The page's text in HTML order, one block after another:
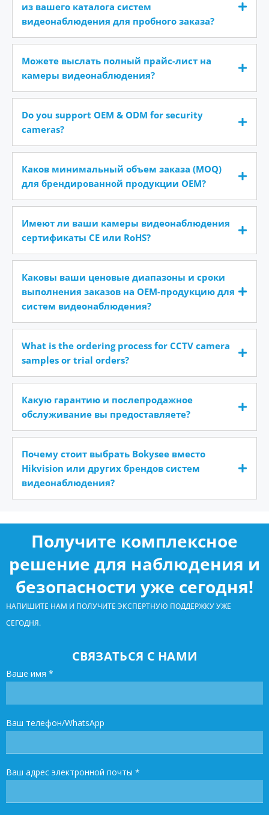
из вашего каталога систем
видеонаблюдения для пробного заказа?
Можете выслать полный прайс-лист на
камеры видеонаблюдения?
Do you support OEM & ODM for security
cameras?
Каков минимальный объем заказа (MOQ)
для брендированной продукции OEM?
Имеют ли ваши камеры видеонаблюдения
сертификаты CE или RoHS?
Каковы ваши ценовые диапазоны и сроки
выполнения заказов на OEM-продукцию для
систем видеонаблюдения?
What is the ordering process for CCTV camera
samples or trial orders?
Какую гарантию и послепродажное
обслуживание вы предоставляете?
Почему стоит выбрать Bokysee вместо
Hikvision или других брендов систем
видеонаблюдения?
Получите комплексное
решение для наблюдения и
безопасности уже сегодня!
НАПИШИТЕ НАМ И ПОЛУЧИТЕ ЭКСПЕРТНУЮ ПОДДЕРЖКУ УЖЕ
СЕГОДНЯ.
СВЯЗАТЬСЯ С НАМИ
Ваше имя *
Ваш телефон/WhatsApp
Ваш адрес электронной почты *